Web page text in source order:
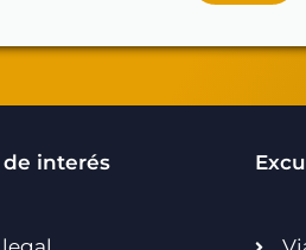
de interés